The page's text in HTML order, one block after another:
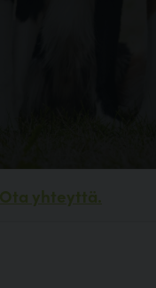
Ota yhteyttä.